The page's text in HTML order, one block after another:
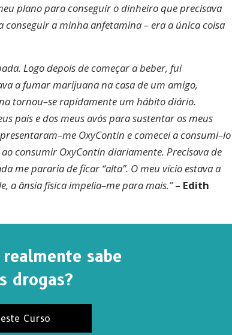
plano para conseguir o dinheiro que precisava
a minha anfetamina – era a única coisa
Logo depois de começar a beber, fui
a fumar marijuana na casa de um amigo,
tornou–se rapidamente um hábito diário.
pais e dos meus avós para sustentar os meus
OxyContin e comecei a consumi–lo
consumir OxyContin diariamente. Precisava de
me pararia de ficar “alta”. O meu vício estava a
a ânsia física impelia–me para mais.”– Edith
sabe
drogas?
Curso
NÃO OBRIGADO.